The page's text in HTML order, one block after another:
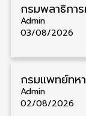
Admin
03/08/2026
Admin
02/08/2026